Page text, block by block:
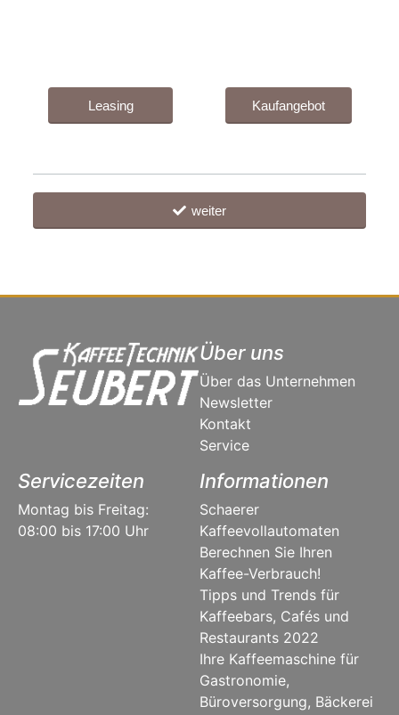
Leasing Kaufangebot
weiter
Über uns
Über das Unternehmen
Newsletter
Kontakt
Service
Servicezeiten
Montag bis Freitag:
08:00 bis 17:00 Uhr
Informationen
Schaerer
Kaffeevollautomaten
Berechnen Sie Ihren
Kaffee-Verbrauch!
Tipps und Trends für
Kaffeebars, Cafés und
Restaurants 2022
Ihre Kaffeemaschine für
Gastronomie,
Büroversorgung, Bäckerei